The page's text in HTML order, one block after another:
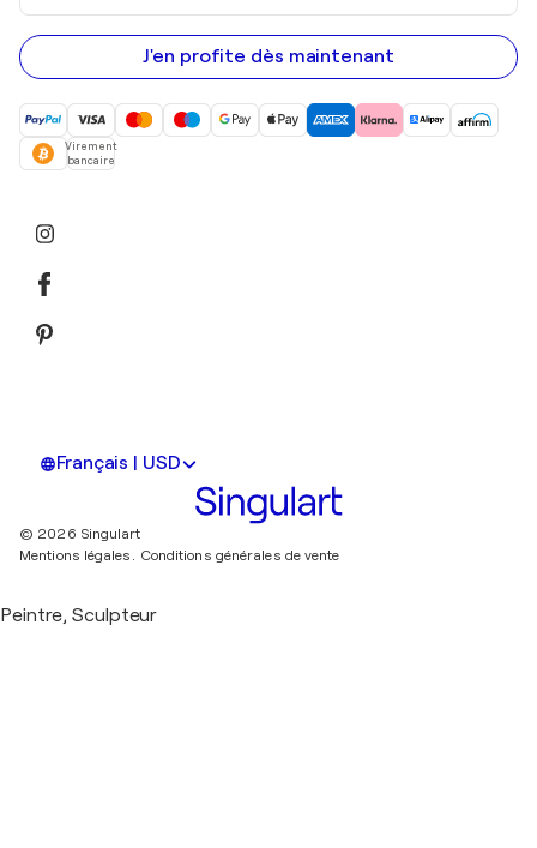
adresse
e-
mail
J'en profite dès maintenant
Virement
bancaire
Français | USD
© 2026 Singulart
Mentions légales. Conditions générales de vente
Peintre, Sculpteur